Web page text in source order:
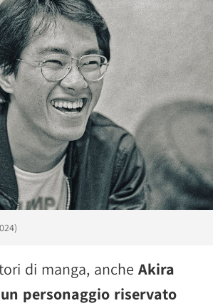
di manga, anche Akira
personaggio riservato